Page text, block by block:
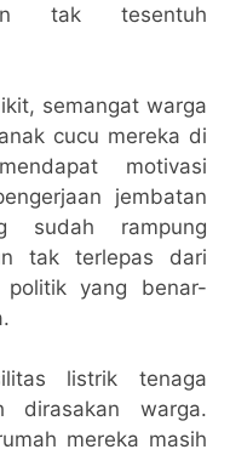
tak tesentuh
semangat warga
cucu mereka di
motivasi
jembatan
sudah rampung
tak terlepas dari
yang benar-
listrik tenaga
dirasakan warga.
mereka masih